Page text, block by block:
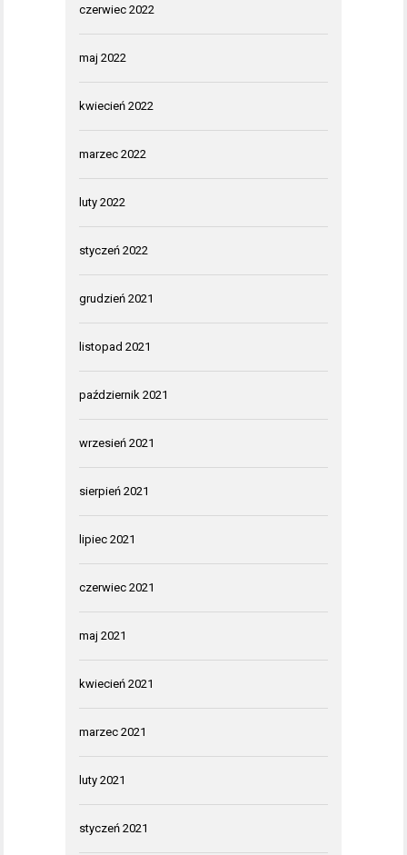
czerwiec 2022
maj 2022
kwiecień 2022
marzec 2022
luty 2022
styczeń 2022
grudzień 2021
listopad 2021
październik 2021
wrzesień 2021
sierpień 2021
lipiec 2021
czerwiec 2021
maj 2021
kwiecień 2021
marzec 2021
luty 2021
styczeń 2021